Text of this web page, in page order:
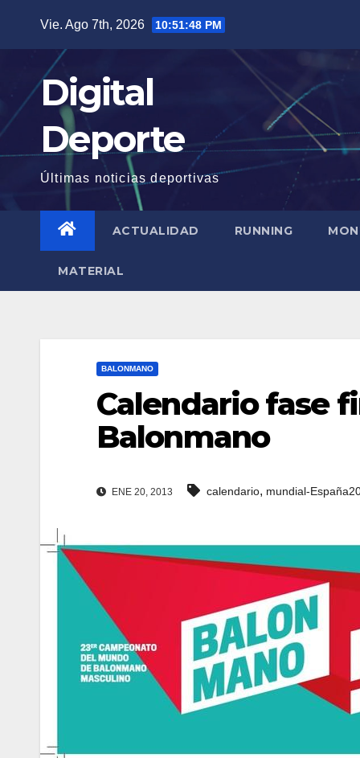
contenido
Vie. Ago 7th, 2026 10:51:49 PM
Digital
Deporte
Últimas noticias deportivas
ACTUALIDAD RUNNING
MATERIAL
BALONMANO
Calendario fase
Balonmano
ENE 20, 2013 calendario, mundial-